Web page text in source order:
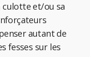
culotte et/ou sa
autant de
fesses sur les